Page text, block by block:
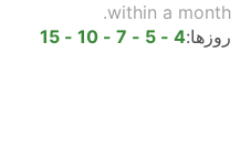
within a month.
روزها:4 - 5 - 7 - 10 - 15